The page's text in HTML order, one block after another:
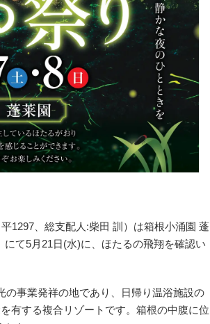
1297、総支配人:柴田 訓）は箱根小涌園 蓬
て5月21日(水)に、ほたるの飛翔を確認い
事業発祥の地であり、日帰り温浴施設の
有する複合リゾートです。箱根の中腹に位